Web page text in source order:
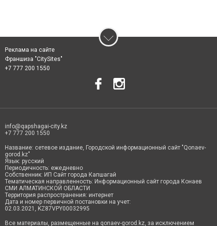
Реклама на сайте
Франшиза "CitySites"
+7 777 200 1550
info@qapshagai-city.kz
+7 777 200 1550
Название: сетевое издание, Городской информационный сайт "Qonaev-
gorod.kz"
Язык: русский
Периодичность: ежедневно
Собственник: ИП Сайт города Капшагай
Тематическая направленность: Информационный сайт города Конаев
СМИ АЛМАТИНСКОЙ ОБЛАСТИ
Территория распространения: интернет
Дата и номер первичной постановки на учет:
02.03.2021, KZ87VPY00032995
Все материалы, размещенные на qonaev-gorod.kz, за исключением